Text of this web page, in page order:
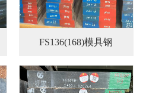
FS136(168)模具钢